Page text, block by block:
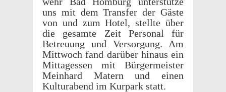
uns mit dem Trans­fer der Gäste
von und zum Hotel, stellte über
die gesamte Zeit Personal für
Betreu­ung und Versorgung. Am
Mittwoch fand darüber hinaus ein
Mittagessen mit Bürg­er­meis­ter
Mein­hard Matern und einen
Kultur­abend im Kurpark statt.